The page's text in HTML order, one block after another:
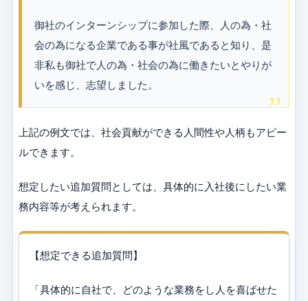
御社のインターンシップに参加した際、人の為・社
会の為になる企業である事が社風であると知り、是
非私も御社で人の為・社会の為に働きたいとやりが
いを感じ、志望しました。
上記の例文では、社会貢献ができる人間性や人柄もアピー
ルできます。
想定したい追加質問としては、具体的に入社後にしたい業
務内容等が考えられます。
【想定できる追加質問】
「具体的に自社で、どのような業務をし人を喜ばせた